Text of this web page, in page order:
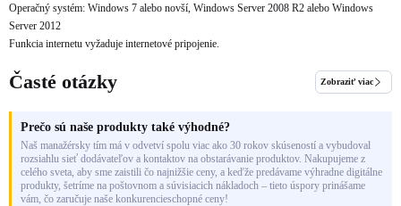
Operačný systém: Windows 7 alebo novší, Windows Server 2008 R2 alebo Windows
Server 2012
Funkcia internetu vyžaduje internetové pripojenie.
Časté otázky Zobraziť viac
Prečo sú naše produkty také výhodné?
Naš manažérsky tím má v odvetví spolu viac ako 30 rokov skúseností a vybudoval
rozsiahlu sieť dodávateľov a kontaktov na obstarávanie produktov. Nakupujeme z
celého sveta, aby sme zaistili čo najnižšie ceny, a keďže predávame výhradne digitálne
produkty, šetríme na poštovnom a súvisiacich nákladoch – tieto úspory prinášame
vám, čo zaručuje naše konkurencieschopné ceny!